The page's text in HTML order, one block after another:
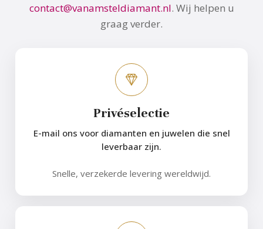
contact@vanamsteldiamant.nl. Wij helpen u
graag verder.
Privéselectie
E-mail ons voor diamanten en juwelen die snel
leverbaar zijn.
Snelle, verzekerde levering wereldwijd.